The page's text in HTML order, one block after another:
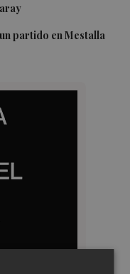
partido en Mestalla